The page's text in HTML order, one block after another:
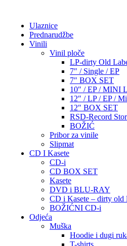
Ulaznice
Prednarudžbe
Vinili
Vinil ploče
LP-dirty Old
7″ / Single / EP
7″ BOX SET
10″ / EP / MINI
12″ / LP / EP /
12″ BOX SET
RSD-Record
BOŽIĆ
Pribor za vinile
Slipmat
CD I Kasete
CD-i
CD BOX SET
Kasete
DVD i BLU-RAY
CD i Kasete – dirty old
BOŽIĆNI CD-i
Odjeća
Muška
Hoodie i dugi
T-shirts